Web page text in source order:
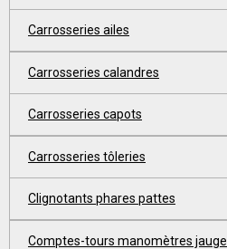
Carrosseries ailes
Carrosseries calandres
Carrosseries capots
Carrosseries tôleries
Clignotants phares pattes
Comptes-tours manomètres jauge